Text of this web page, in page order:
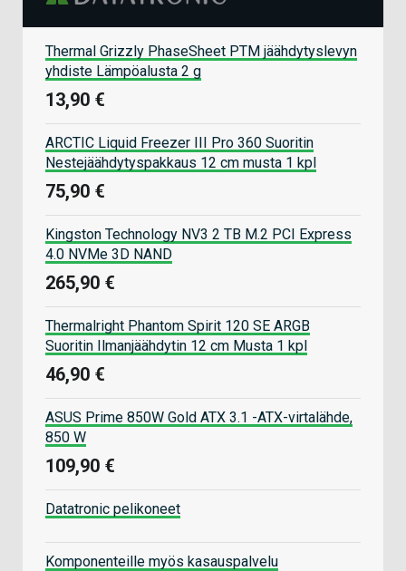
Thermal Grizzly PhaseSheet PTM jäähdytyslevyn
yhdiste Lämpöalusta 2 g
13,90 €
ARCTIC Liquid Freezer III Pro 360 Suoritin
Nestejäähdytyspakkaus 12 cm musta 1 kpl
75,90 €
Kingston Technology NV3 2 TB M.2 PCI Express
4.0 NVMe 3D NAND
265,90 €
Thermalright Phantom Spirit 120 SE ARGB
Suoritin Ilmanjäähdytin 12 cm Musta 1 kpl
46,90 €
ASUS Prime 850W Gold ATX 3.1 -ATX-virtalähde,
850 W
109,90 €
Datatronic pelikoneet
Komponenteille myös kasauspalvelu